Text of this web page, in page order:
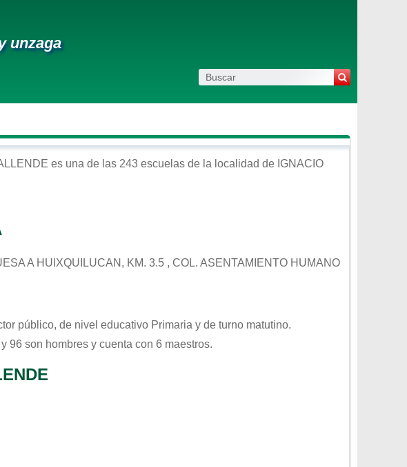
unzaga
es una de las 243 escuelas de la localidad de IGNACIO
A HUIXQUILUCAN, KM. 3.5 , COL. ASENTAMIENTO HUMANO
público, de nivel educativo Primaria y de turno matutino.
96 son hombres y cuenta con 6 maestros.